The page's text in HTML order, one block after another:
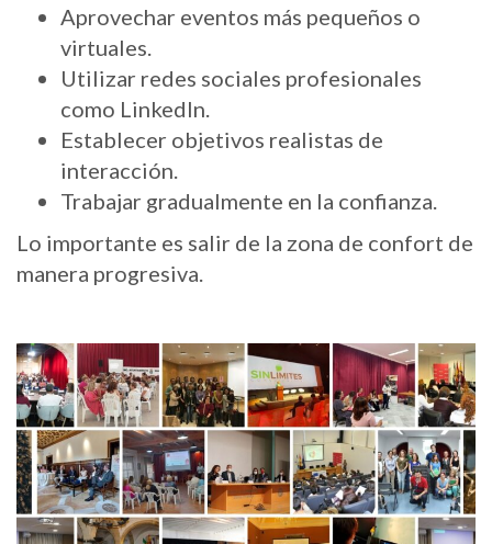
Aprovechar eventos más pequeños o
virtuales.
Utilizar redes sociales profesionales
como LinkedIn.
Establecer objetivos realistas de
interacción.
Trabajar gradualmente en la confianza.
Lo importante es salir de la zona de confort de
manera progresiva.